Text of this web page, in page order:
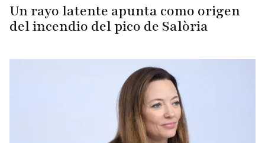
Un rayo latente apunta como origen
del incendio del pico de Salòria